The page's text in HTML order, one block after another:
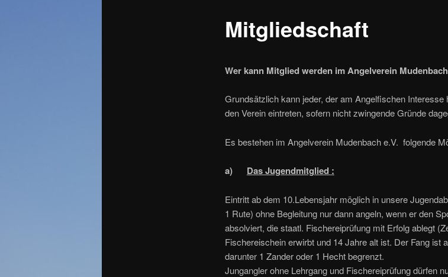
Mitgliedschaft
Wer kann Mitglied werden im Angelverein
Grundsätzlich kann jeder, der am Angelfischen Interesse
den Verein eintreten, sofern nicht zwingende Gründe
Es bestehen im Angelverein Mudenbach e.V. folgende
a) Das Jugendmitglied :
Eintritt ab dem 10.Lebensjahr möglich in unsere
1 Rute) ohne Begleitung nur dann angeln, wenn er den
absolviert, die staatl. Fischereiprüfung mit Erfolg ablegt
Fischereischein erwirbt und 14 Jahre alt ist. Der Fang ist
darunter 1 Zander oder 1 Hecht begrenzt.
Jungangler ohne Lehrgang und Fischereiprüfung dürfen